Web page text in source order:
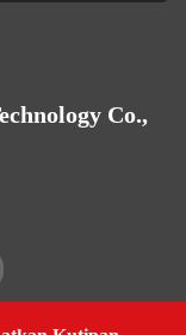
Co.,